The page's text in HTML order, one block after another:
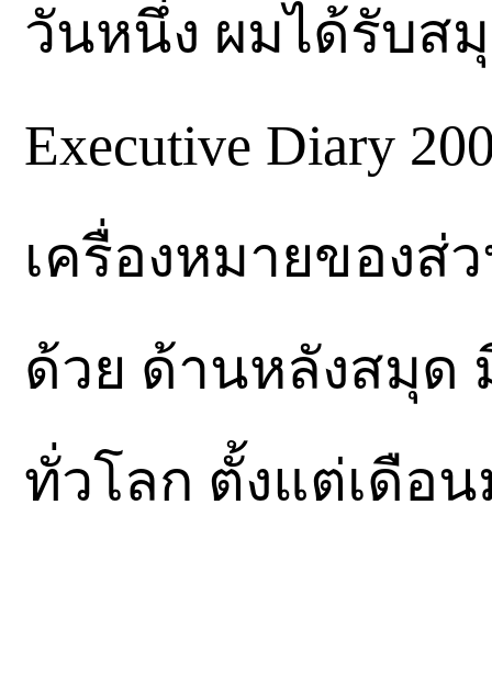
วันหนึ่ง ผมได้รับส
Executive Diary
เครื่องหมายของส่
ด้วย ด้านหลังสมุด
ทั่วโลก ตั้งแต่เดือ